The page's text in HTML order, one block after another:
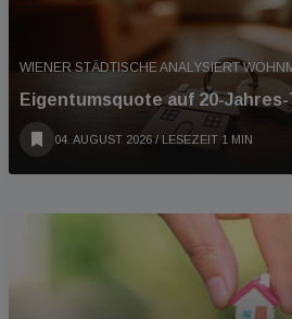
WIENER STÄDTISCHE ANALYSIERT
Eigentumsquote auf 20-
04. AUGUST 2026 / LESEZEIT 1 MIN